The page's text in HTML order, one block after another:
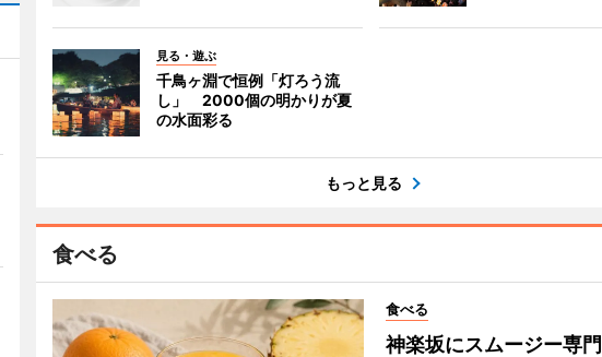
見る・遊ぶ
千鳥ヶ淵で恒例「灯ろう流
し」 2000個の明かりが夏
の水面彩る
もっと見る
食べる
食べる
神楽坂にスムージー専